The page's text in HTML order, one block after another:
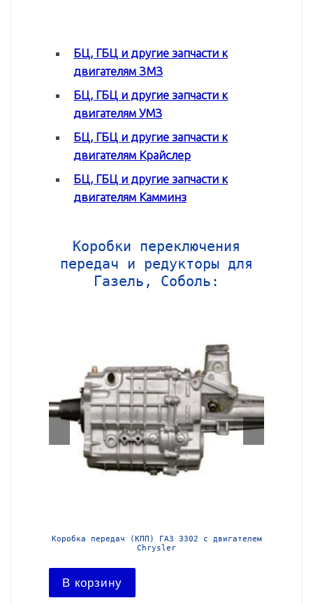
БЦ, ГБЦ и другие запчасти к
двигателям ЗМЗ
БЦ, ГБЦ и другие запчасти к
двигателям УМЗ
БЦ, ГБЦ и другие запчасти к
двигателям Крайслер
БЦ, ГБЦ и другие запчасти к
двигателям Камминз
Коробки переключения
передач и редукторы для
Газель, Соболь:
Коробка передач (КПП) ГАЗ 3302 с двигателем
Chrysler
В корзину